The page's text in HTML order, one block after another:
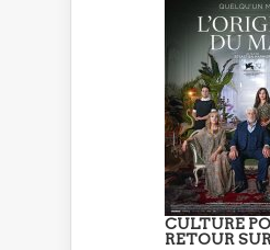
CULTURE
RETOUR